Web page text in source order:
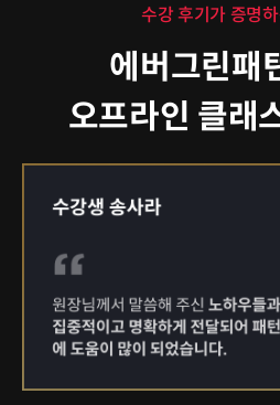
수강 후기가 증명
에버그린패
오프라인 클래